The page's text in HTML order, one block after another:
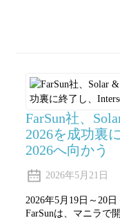
FarSun社、
2026を成功裏
2026へ向かう
2026年5月21日
2026年5月19日～20
FarSunは、マニラで